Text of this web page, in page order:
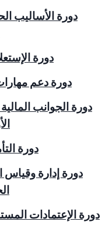
دورة الأساليب
دورة
دورة دعم
دورة الجوانب
دورة
دورة إدارة وقياس
دورة الإعتمادات